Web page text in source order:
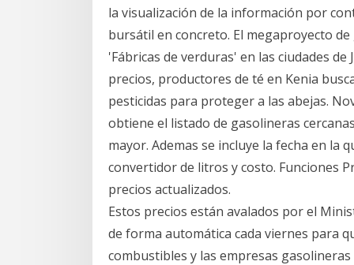
la visualización de la información por
bursátil en concreto. El megaproyecto
'Fábricas de verduras' en las ciudades
precios, productores de té en Kenia
pesticidas para proteger a las abejas.
obtiene el listado de gasolineras
mayor. Ademas se incluye la fecha en la
convertidor de litros y costo. Funciones
precios actualizados.
Estos precios están avalados por el
de forma automática cada viernes para
combustibles y las empresas